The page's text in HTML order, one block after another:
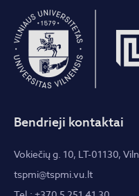
Bendrieji kontaktai
Vokiečių g. 10, LT-01130,
tspmi@tspmi.vu.lt